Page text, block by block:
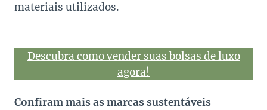
materiais utilizados.
Descubra como vender suas bolsas de luxo
agora!
Confiram mais as marcas sustentáveis